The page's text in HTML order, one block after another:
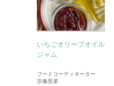
いちごオリーブオイル
ジャム
フードコーディネーター
宗像里菜